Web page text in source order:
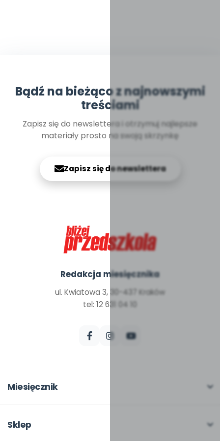
Bądź na bieżąco z najnowszymi
treściami
Zapisz się do newslettera i otrzymuj najlepsze
materiały prosto na swoją skrzynkę
Zapisz się do newslettera
Redakcja miesięcznika
ul. Kwiatowa 3, 30-437 Kraków
tel: 12 631 04 10
Miesięcznik
W numerze
Sklep